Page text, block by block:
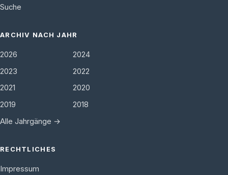
Suche
ARCHIV NACH JAHR
2026
2024
2023
2022
2021
2020
2019
2018
Alle Jahrgänge →
RECHTLICHES
Impressum